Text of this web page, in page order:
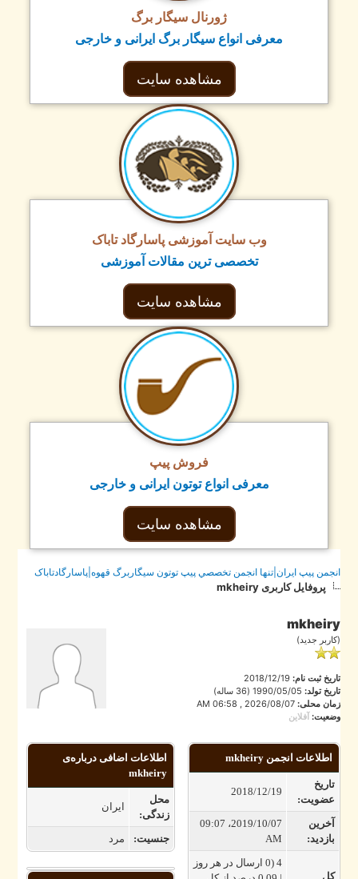
ژورنال سیگار برگ
معرفی انواع سیگار برگ ایرانی و خارجی
مشاهده سایت
وب سایت آموزشی پاسارگاد تاباک
تخصصی ترین مقالات آموزشی
مشاهده سایت
فروش پیپ
معرفی انواع توتون ایرانی و خارجی
مشاهده سایت
پيپ ايران|تنها انجمن تخصصي پيپ توتون سيگاربرگ قهوه|پاسارگادتاباک
پروفایل کاربری mkheiry
جدید)
ثبت نام:2018/12/19
تولد:1990/05/05 (36 ساله)
محلی:2026/08/07 , 06:58 AM
آفلاین
اطلاعات انجمن mkheiry
عضویت:
2018/12/19
بازدید:
2019/10/07، 09:07
4 (0 ارسال در هر روز
اطلاعات اضافی درباره‌ی
mkheiry
زندگی:
جنسیت: مرد